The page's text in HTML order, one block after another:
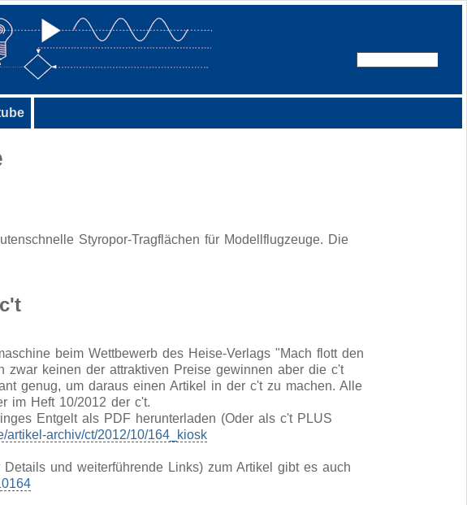
Styropor-Tragflächen für Modellflugzeuge. Die
beim Wettbewerb des Heise-Verlags "Mach flott den
zwar keinen der attraktiven Preise gewinnen aber die c't
genug, um daraus einen Artikel in der c't zu machen. Alle
im Heft 10/2012 der c't.
Entgelt als PDF herunterladen (Oder als c't PLUS
artikel-archiv/ct/2012/10/164_kiosk
und weiterführende Links) zum Artikel gibt es auch